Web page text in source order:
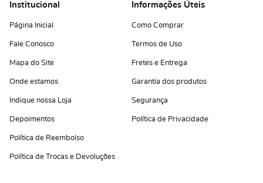
Institucional
Página Inicial
Fale Conosco
Mapa do Site
Onde estamos
Indique nossa Loja
Depoimentos
Política de Reembolso
Política de Trocas e Devoluções
Informações Úteis
Como Comprar
Termos de Uso
Fretes e Entrega
Garantia dos produtos
Segurança
Política de Privacidade